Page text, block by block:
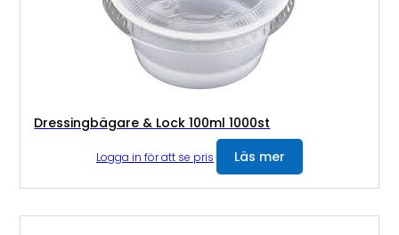
Dressingbägare & Lock 100ml 1000st
Logga in för att se pris Läs mer